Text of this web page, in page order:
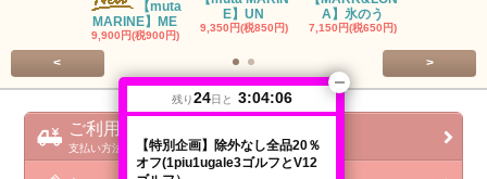
【muta
MARINE】ME
9,900円(税900円)
E】UN
9,350円(税850円)
A】氷のう
7,150円(税650円)
< >
ご利用ガイド
支払い方法 / 配送方法 / 会社概要
残り24日と 3:04:06
【特別企画】除外なし全品20％
オフ(1piu1ugale3ゴルフとV12